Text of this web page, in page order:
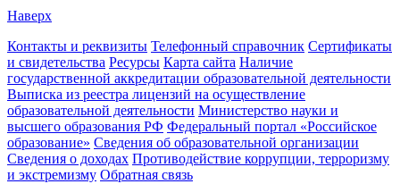
Наверх
Контакты и реквизиты Телефонный справочник Сертификаты
и свидетельства Ресурсы Карта сайта Наличие
государственной аккредитации образовательной деятельности
Выписка из реестра лицензий на осуществление
образовательной деятельности Министерствo науки и
высшего образования РФ Федеральный портал «Российское
образование» Сведения об образовательной организации
Сведения о доходах Противодействие коррупции, терроризму
и экстремизму Обратная связь